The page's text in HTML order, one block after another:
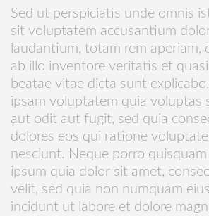
Sed ut perspiciatis unde omnis
sit voluptatem accusantium
laudantium, totam rem aperiam,
ab illo inventore veritatis et
beatae vitae dicta sunt
ipsam voluptatem quia voluptas
aut odit aut fugit, sed quia
dolores eos qui ratione
nesciunt. Neque porro
ipsum quia dolor sit amet,
velit, sed quia non numquam
incidunt ut labore et dolore